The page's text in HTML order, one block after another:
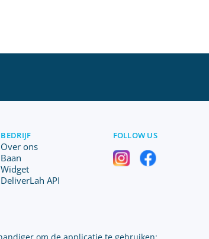
BEDRIJF
Over ons
Baan
Widget
DeliverLah API
FOLLOW US